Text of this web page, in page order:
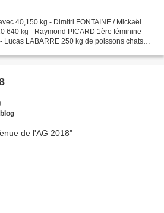
40,150 kg - Dimitri FONTAINE / Mickaël
640 kg - Raymond PICARD 1ère féminine -
Lucas LABARRE 250 kg de poissons chats